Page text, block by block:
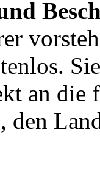
an die